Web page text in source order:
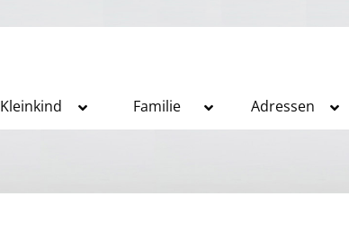
Kleinkind Familie Adressen